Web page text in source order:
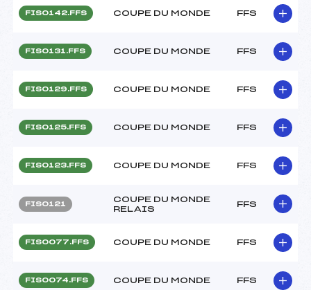
FIS0142.FFS COUPE DU MONDE FFS
FIS0131.FFS COUPE DU MONDE FFS
FIS0129.FFS COUPE DU MONDE FFS
FIS0125.FFS COUPE DU MONDE FFS
FIS0123.FFS COUPE DU MONDE FFS
FIS0121
COUPE DU MONDE
RELAIS
FFS
FIS0077.FFS COUPE DU MONDE FFS
FIS0074.FFS COUPE DU MONDE FFS